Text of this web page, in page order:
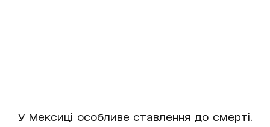
У Мексиці особливе ставлення до смерті.